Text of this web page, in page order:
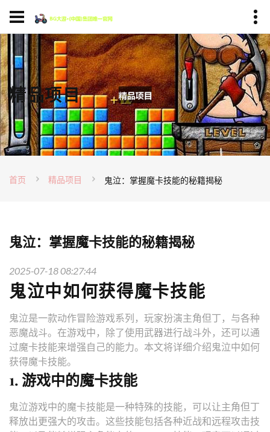
精品项目
首页 精品项目 鬼泣：掌握魔卡技能的秘籍揭秘
鬼泣：掌握魔卡技能的秘籍揭秘
2025-07-18 08:27:44
鬼泣中如何获得魔卡技能
鬼泣是一款动作冒险游戏系列，玩家扮演主角但丁，与各种
恶魔战斗。在游戏中，除了使用武器进行战斗外，还可以通
过魔卡技能来增强自己的能力。本文将详细介绍鬼泣中如何
获得魔卡技能。
1. 游戏中的魔卡技能
鬼泣游戏中的魔卡技能是一种特殊的技能，可以让主角但丁
释放出更强大的攻击。这些技能包括各种近战和远程攻击技